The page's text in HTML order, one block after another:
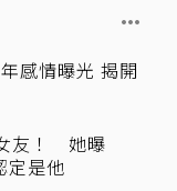
感情曝光 揭開
友！ 她曝
定是他